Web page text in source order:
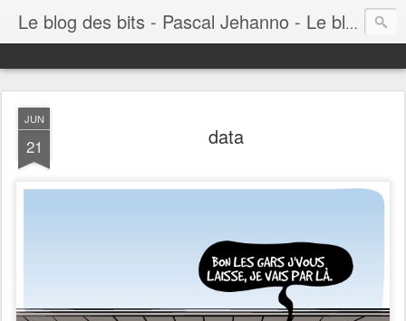
Le blog des bits - Pascal Jehanno - Le blog BD informatique
JUN
21 data